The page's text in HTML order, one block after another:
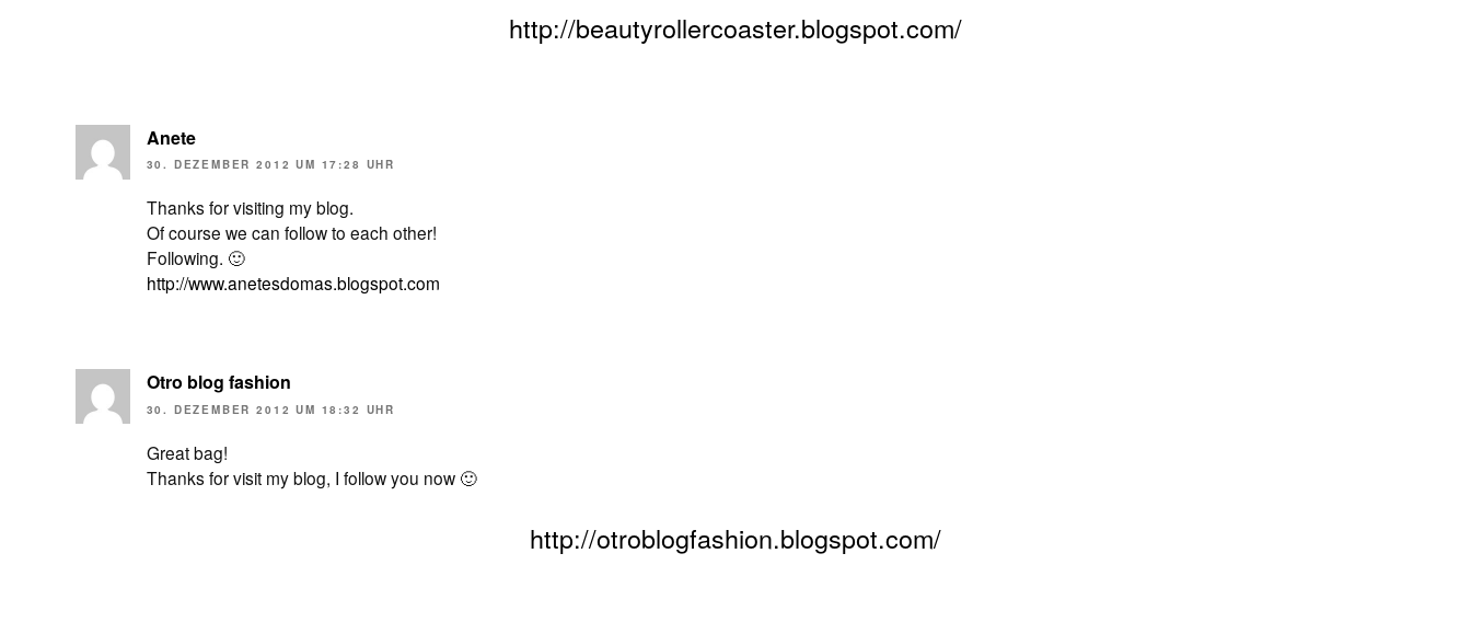
http://beautyrollercoaster.blogspot.com/
Anete
30. DEZEMBER 2012 UM 17:28 UHR
Thanks for visiting my blog.
Of course we can follow to each other!
Following. 🙂
http://www.anetesdomas.blogspot.com
Otro blog fashion
30. DEZEMBER 2012 UM 18:32 UHR
Great bag!
Thanks for visit my blog, I follow you now 🙂
http://otroblogfashion.blogspot.com/